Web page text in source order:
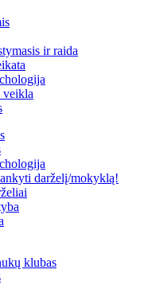
ir raida
darželį/mokyklą!
klubas